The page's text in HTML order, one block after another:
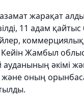
жарақат
11 адам
Кейін Жамбыл
ауданының әкімі
және оның